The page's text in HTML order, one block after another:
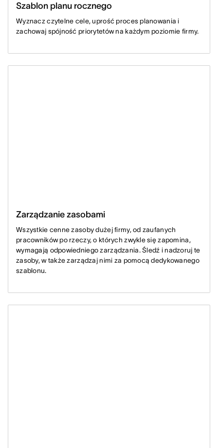
Szablon planu rocznego
Wyznacz czytelne cele, uprość proces planowania i
zachowaj spójność priorytetów na każdym poziomie firmy.
Zarządzanie zasobami
Wszystkie cenne zasoby dużej firmy, od zaufanych
pracowników po rzeczy, o których zwykle się zapomina,
wymagają odpowiedniego zarządzania. Śledź i nadzoruj te
zasoby, w także zarządzaj nimi za pomocą dedykowanego
szablonu.